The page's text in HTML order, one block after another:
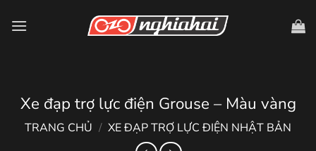
đến
Xe đạp trợ lực điện Grouse – Màu vàng
TRANG CHỦ / XE ĐẠP TRỢ LỰC ĐIỆN NHẬT BẢN